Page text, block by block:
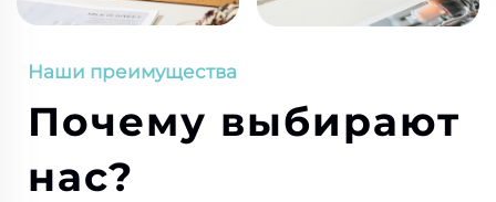
Наши преимущества
Почему выбирают
нас?